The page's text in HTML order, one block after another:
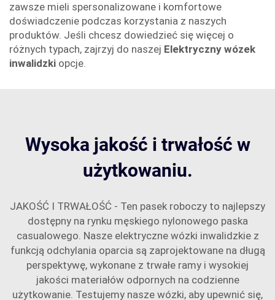
zawsze mieli spersonalizowane i komfortowe
doświadczenie podczas korzystania z naszych
produktów. Jeśli chcesz dowiedzieć się więcej o
różnych typach, zajrzyj do naszej Elektryczny wózek
inwalidzki opcje.
Wysoka jakość i trwałość w
użytkowaniu.
JAKOŚĆ I TRWAŁOŚĆ - Ten pasek roboczy to najlepszy
dostępny na rynku męskiego nylonowego paska
casualowego. Nasze elektryczne wózki inwalidzkie z
funkcją odchylania oparcia są zaprojektowane na długą
perspektywę, wykonane z trwałe ramy i wysokiej
jakości materiałów odpornych na codzienne
użytkowanie. Testujemy nasze wózki, aby upewnić się,